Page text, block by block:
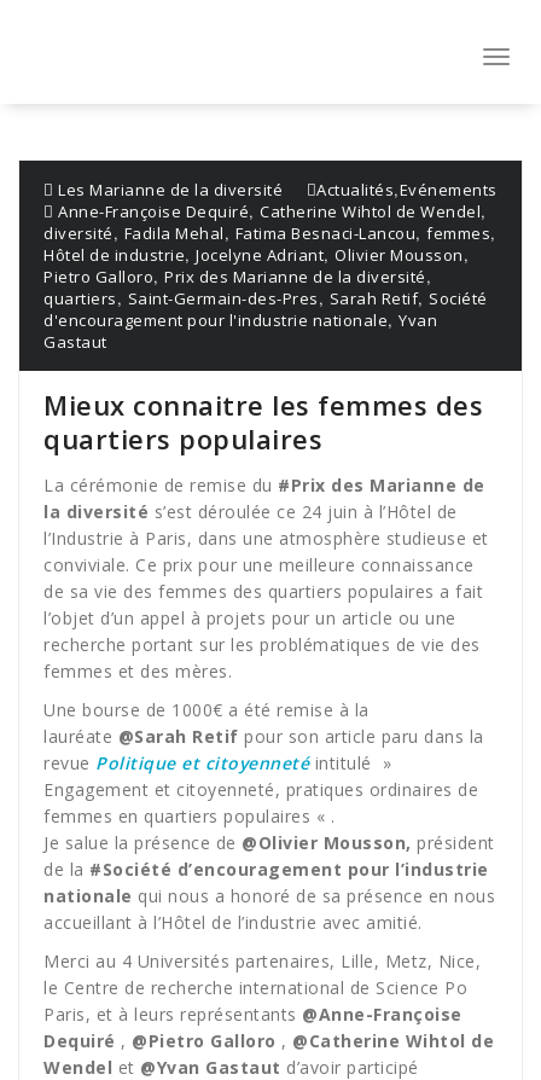
Les Marianne de la diversité Actualités,Evénements
Anne-Françoise Dequiré, Catherine Wihtol de Wendel,
diversité, Fadila Mehal, Fatima Besnaci-Lancou, femmes,
Hôtel de industrie, Jocelyne Adriant, Olivier Mousson,
Pietro Galloro, Prix des Marianne de la diversité,
quartiers, Saint-Germain-des-Pres, Sarah Retif, Société
d'encouragement pour l'industrie nationale, Yvan
Gastaut
Mieux connaitre les femmes des
quartiers populaires
La cérémonie de remise du #Prix des Marianne de
la diversité s’est déroulée ce 24 juin à l’Hôtel de
l’Industrie à Paris, dans une atmosphère studieuse et
conviviale. Ce prix pour une meilleure connaissance
de sa vie des femmes des quartiers populaires a fait
l’objet d’un appel à projets pour un article ou une
recherche portant sur les problématiques de vie des
femmes et des mères.
Une bourse de 1000€ a été remise à la
lauréate @Sarah Retif pour son article paru dans la
revue Politique et citoyennetéintitulé »
Engagement et citoyenneté, pratiques ordinaires de
femmes en quartiers populaires « .
Je salue la présence de @Olivier Mousson, président
de la #Société d’encouragement pour l’industrie
nationale qui nous a honoré de sa présence en nous
accueillant à l’Hôtel de l’industrie avec amitié.
Merci au 4 Universités partenaires, Lille, Metz, Nice,
le Centre de recherche international de Science Po
Paris, et à leurs représentants @Anne-Françoise
Dequiré , @Pietro Galloro , @Catherine Wihtol de
Wendel et @Yvan Gastaut d’avoir participé